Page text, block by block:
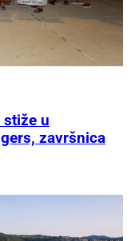
stiže u
završnica